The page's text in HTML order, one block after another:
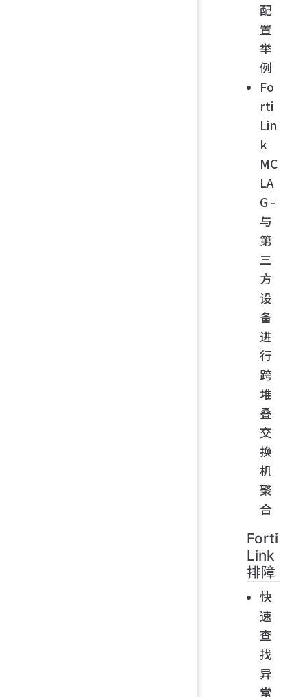
配
置
举
例
Fo
rti
Lin
k
MC
LA
G -
与
第
三
方
设
备
进
行
跨
堆
叠
交
换
机
聚
合
Forti
Link
排障
快
速
查
找
异
常